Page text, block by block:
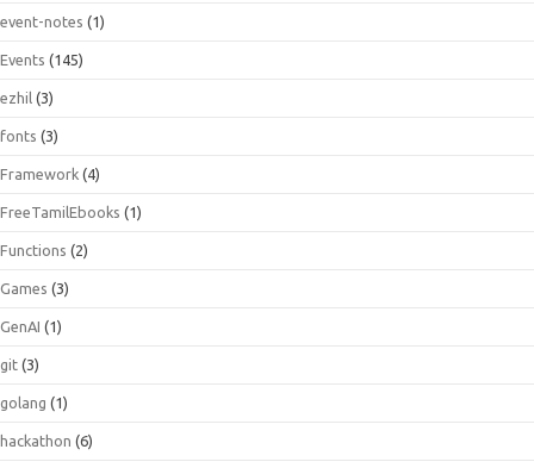
event-notes (1)
Events (145)
ezhil (3)
fonts (3)
Framework (4)
FreeTamilEbooks (1)
Functions (2)
Games (3)
GenAI (1)
git (3)
golang (1)
hackathon (6)